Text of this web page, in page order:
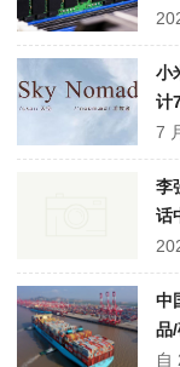
小
计
李
话
中
品